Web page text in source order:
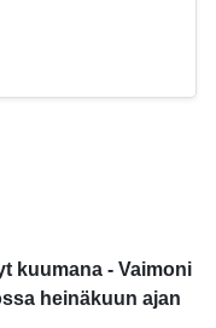
kuumana - Vaimoni
heinäkuun ajan